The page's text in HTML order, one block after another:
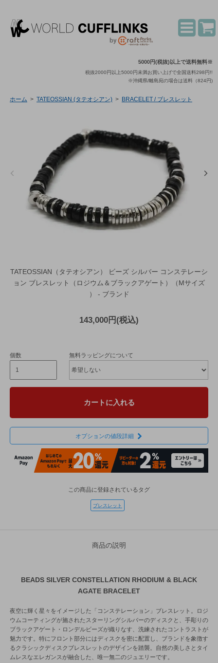
5000円(税抜)以上で送料無料※
税抜2000円以上5000円未満お買い上げで全国送料298円!!
※沖縄県/離島宛の場合は送料（824円)
ホーム > TATEOSSIAN (タテオシアン) > BRACELET / ブレスレット
TATEOSSIAN（タテオシアン） ビーズ シルバー コンステレーシ
ョン ブレスレット（ロジウム＆ブラックアゲート）（Mサイズ
） - ブランド
143,000円(税込)
個数 無料ラッピングについて
カートに入れる
オプションの値段詳細
この商品に登録されているタグ
ブレスレット
商品の説明
BEADS SILVER CONSTELLATION RHODIUM & BLACK
AGATE BRACELET
夜空に輝く星々をイメージした「コンステレーション」ブレスレット。ロジ
ウムコーティングが施されたスターリングシルバーのディスクと、手彫りの
ブラックアゲート・ロンデルビーズが織りなす、洗練されたコントラストが
魅力です。特にフロント部分にはディスクを密に配置し、ブランドを象徴す
るクラシックディスクブレスレットのデザインを踏襲。自然の美しさとタイ
ムレスなエレガンスが融合した、唯一無二のジュエリーです。